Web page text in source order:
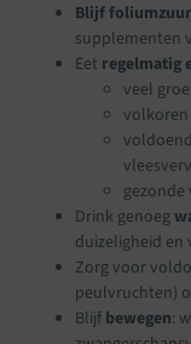
Blijf
supplementen
Eet regelmatig
veel
Drink genoeg
duizeligheid en
Zorg voor
peulvruchten)
Blijf bewegen: